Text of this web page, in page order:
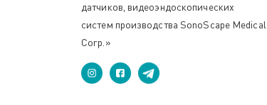
датчиков, видеоэндоскопических
систем производства SonoScape Medical
Corp.»